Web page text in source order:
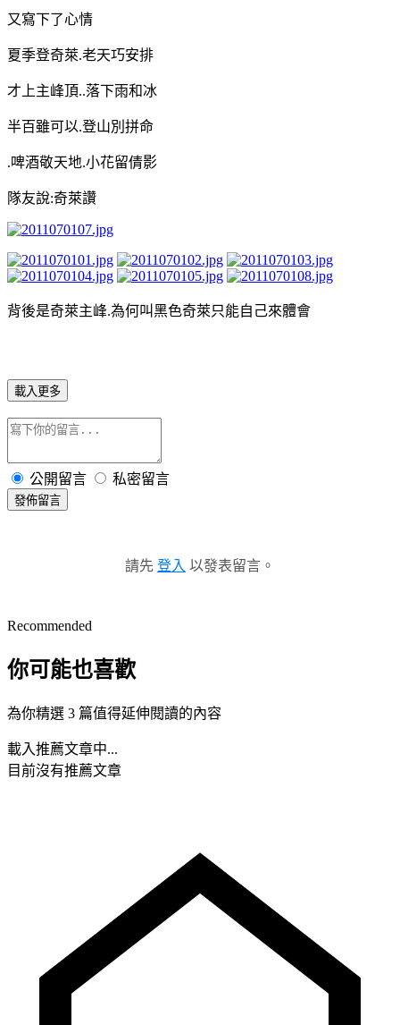
又寫下了心情
夏季登奇萊.老天巧安排
才上主峰頂..落下雨和冰
半百雖可以.登山別拼命
.啤酒敬天地.小花留倩影
隊友說:奇萊讚
背後是奇萊主峰.為何叫黑色奇萊只能自己來體會
載入更多
公開留言 私密留言
發佈留言
請先 登入 以發表留言。
Recommended
你可能也喜歡
為你精選 3 篇值得延伸閱讀的內容
載入推薦文章中...
目前沒有推薦文章